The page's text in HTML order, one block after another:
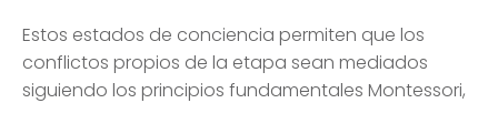
Estos estados de conciencia permiten que los
conflictos propios de la etapa sean mediados
siguiendo los principios fundamentales Montessori,